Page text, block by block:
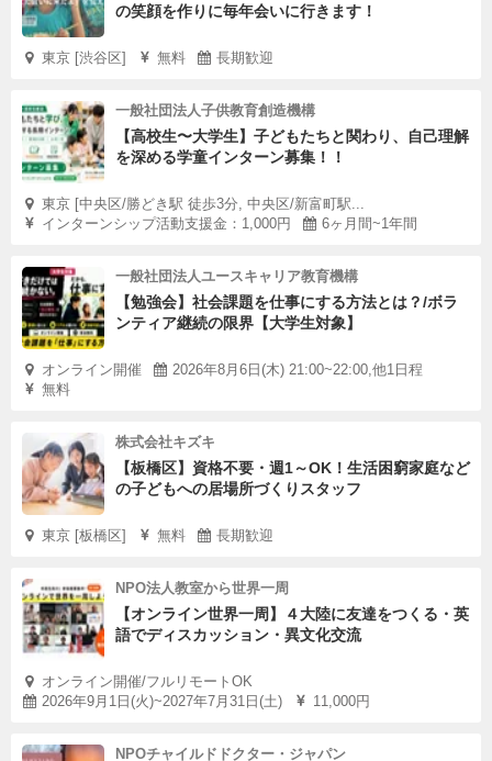
の笑顔を作りに毎年会いに行きます！
東京 [渋谷区] 無料 長期歓迎
一般社団法人子供教育創造機構
【高校生〜大学生】子どもたちと関わり、自己理解
を深める学童インターン募集！！
東京 [中央区/勝どき駅 徒歩3分, 中央区/新富町駅...
インターンシップ活動支援金：1,000円
6ヶ月間~1年間
一般社団法人ユースキャリア教育機構
【勉強会】社会課題を仕事にする方法とは？/ボラ
ンティア継続の限界【大学生対象】
オンライン開催
2026年8月6日(木) 21:00~22:00,他1日程
無料
株式会社キズキ
【板橋区】資格不要・週1～OK！生活困窮家庭など
の子どもへの居場所づくりスタッフ
東京 [板橋区] 無料 長期歓迎
NPO法人教室から世界一周
【オンライン世界一周】４大陸に友達をつくる・英
語でディスカッション・異文化交流
オンライン開催/フルリモートOK
2026年9月1日(火)~2027年7月31日(土)
11,000円
NPOチャイルドドクター・ジャパン